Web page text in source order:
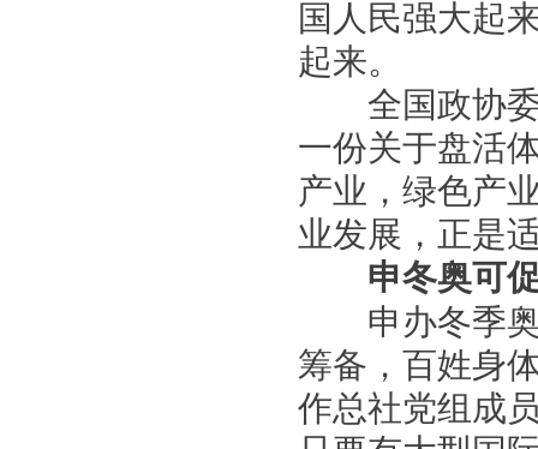
国人民强大起
起来。
全国政协委
一份关于盘活
产业，绿色产
业发展，正是
申冬奥可
申办冬季奥
筹备，百姓身
作总社党组成